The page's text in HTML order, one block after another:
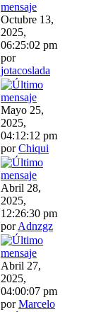
Octubre 13,
2025,
06:25:02 pm
por
jotacoslada
Mayo 25,
2025,
04:12:12 pm
porChiqui
Abril 28,
2025,
12:26:30 pm
porAdnzgz
Abril 27,
2025,
04:00:07 pm
porMarcelo